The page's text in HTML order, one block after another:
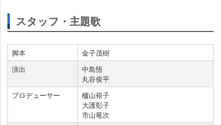
スタッフ・主題歌
脚本
金子茂樹
演出
中島悟
丸谷俊平
プロデューサー
櫨山裕子
大護彰子
市山竜次